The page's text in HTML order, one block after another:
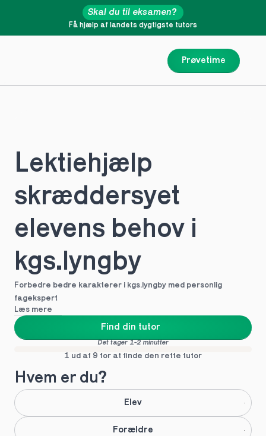
Prøvetime
Få hjælp af landets dygtigste tutors
Skal du til eksamen?
Lektiehjælp
skræddersyet
elevens behov i
kgs.lyngby
Forbedre bedre karakterer i kgs.lyngby med personlig
fagekspert
Læs mere
Find din tutor
Det tager 1-2 minutter
1 ud af 9 for at finde den rette tutor
Hvem er du?
Elev
Forældre